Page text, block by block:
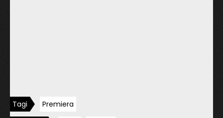
Tagi
Premiera